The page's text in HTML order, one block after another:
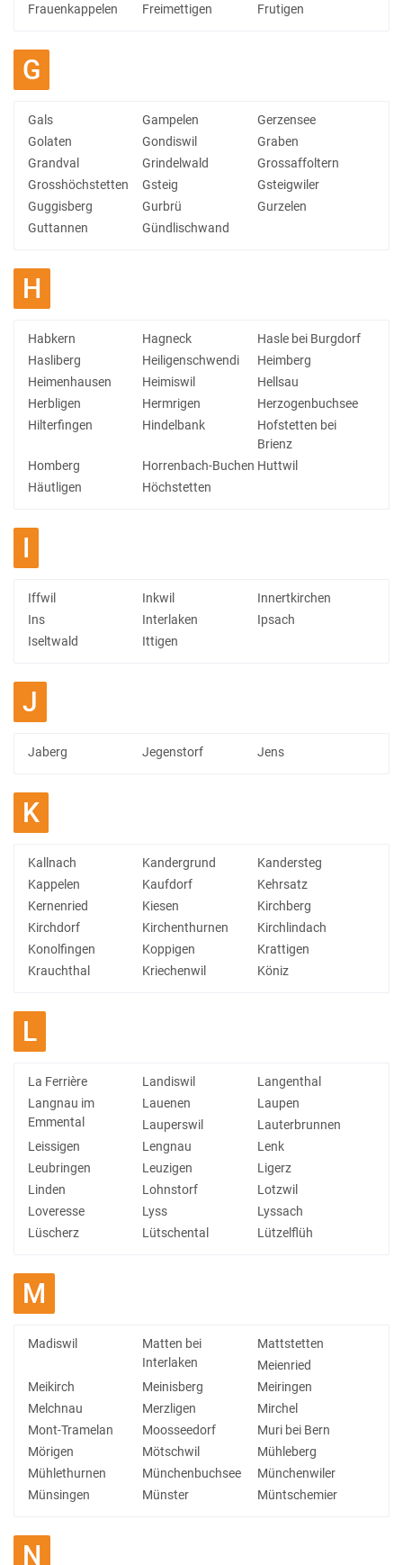
Frauenkappelen
Freimettigen Frutigen
G
Gals Gampelen
Gerzensee
Golaten
Gondiswil
Graben
Grandval
Grindelwald
Grossaffoltern
Grosshöchstetten
Gsteig
Gsteigwiler
Guggisberg
Gurbrü
Gurzelen
Guttannen
Gündlischwand
H
Habkern Hagneck
Hasle bei Burgdorf
Hasliberg
Heiligenschwendi
Heimberg
Heimenhausen
Heimiswil
Hellsau
Herbligen
Hermrigen
Herzogenbuchsee
Hilterfingen
Hindelbank
Hofstetten bei
Brienz
Homberg
Horrenbach-Buchen Huttwil
Häutligen
Höchstetten
I
Iffwil Inkwil
Innertkirchen
Ins
Interlaken
Ipsach
Iseltwald
Ittigen
J
Jaberg Jegenstorf Jens
K
Kallnach Kandergrund
Kandersteg
Kappelen
Kaufdorf
Kehrsatz
Kernenried
Kiesen
Kirchberg
Kirchdorf
Kirchenthurnen
Kirchlindach
Konolfingen
Koppigen
Krattigen
Krauchthal
Kriechenwil Köniz
L
La Ferrière Landiswil
Langenthal
Langnau im
Emmental
Lauenen
Laupen
Lauperswil
Lauterbrunnen
Leissigen
Lengnau
Lenk
Leubringen
Leuzigen
Ligerz
Linden
Lohnstorf
Lotzwil
Loveresse
Lyss
Lyssach
Lüscherz
Lütschental Lützelflüh
M
Madiswil
Matten bei
Interlaken
Mattstetten
Meienried
Meikirch
Meinisberg
Meiringen
Melchnau
Merzligen
Mirchel
Mont-Tramelan
Moosseedorf
Muri bei Bern
Mörigen
Mötschwil
Mühleberg
Mühlethurnen
Münchenbuchsee
Münchenwiler
Münsingen
Münster Müntschemier
N